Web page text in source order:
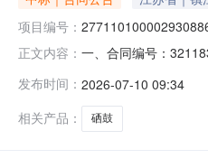
项目编号：
正文内容： 一、合同编号：
江苏现代快报电子商
发布时间： 2026-07-10 09:34
相关产品：
硒鼓